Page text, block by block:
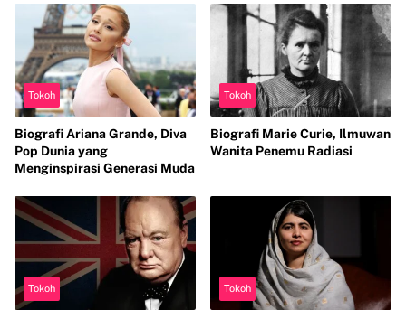
Tokoh
Biografi Ariana Grande, Diva
Pop Dunia yang
Menginspirasi Generasi Muda
Tokoh
Biografi Marie Curie, Ilmuwan
Wanita Penemu Radiasi
Tokoh Tokoh